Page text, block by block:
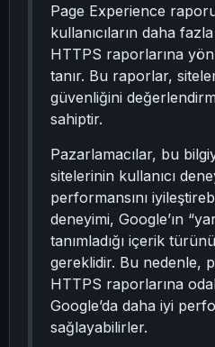
Page Experience
kullanıcıların daha
HTTPS raporlarına
tanır. Bu raporlar,
güvenliğini
sahiptir.
Pazarlamacılar, bu
sitelerinin kullanıcı
performansını
deneyimi, Google’ın
tanımladığı içerik
gereklidir. Bu nedenle,
HTTPS raporlarına
Google’da daha iyi
sağlayabilirler.